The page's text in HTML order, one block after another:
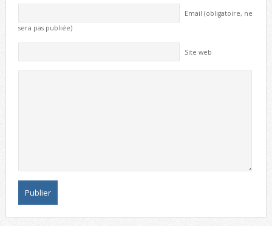
Email (obligatoire, ne
sera pas publiée)
Site web